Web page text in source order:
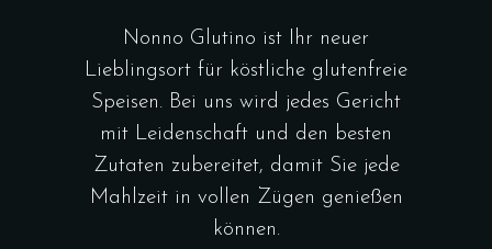
Nonno Glutino ist Ihr neuer
Lieblingsort für köstliche glutenfreie
Speisen. Bei uns wird jedes Gericht
mit Leidenschaft und den besten
Zutaten zubereitet, damit Sie jede
Mahlzeit in vollen Zügen genießen
können.